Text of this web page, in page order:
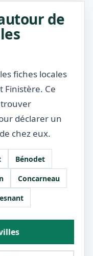
de
fiches locales
Finistère. Ce
déclarer un
chez eux.
Bénodet
Concarneau